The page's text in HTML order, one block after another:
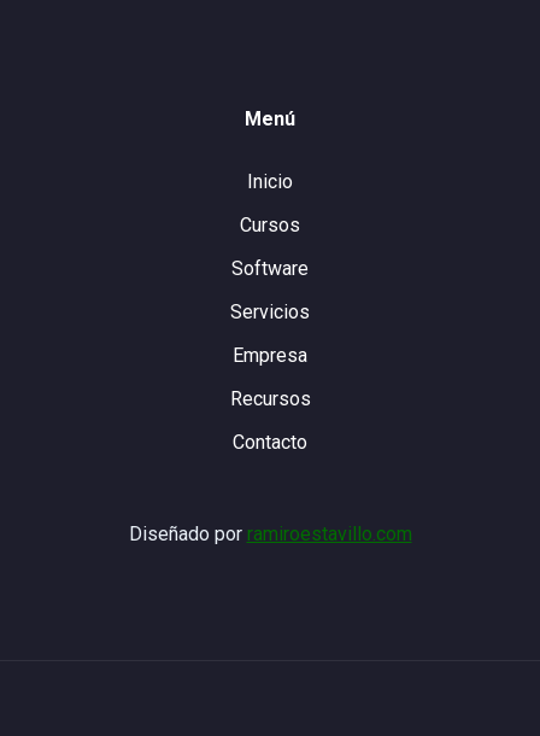
Menú
Inicio
Cursos
Software
Servicios
Empresa
Recursos
Contacto
Diseñado por ramiroestavillo.com